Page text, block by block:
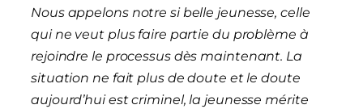
Nous appelons notre si belle jeunesse, celle
qui ne veut plus faire partie du problème à
rejoindre le processus dès maintenant. La
situation ne fait plus de doute et le doute
aujourd’hui est criminel, la jeunesse mérite